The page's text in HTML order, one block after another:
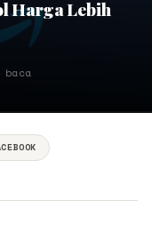
Harga Lebih